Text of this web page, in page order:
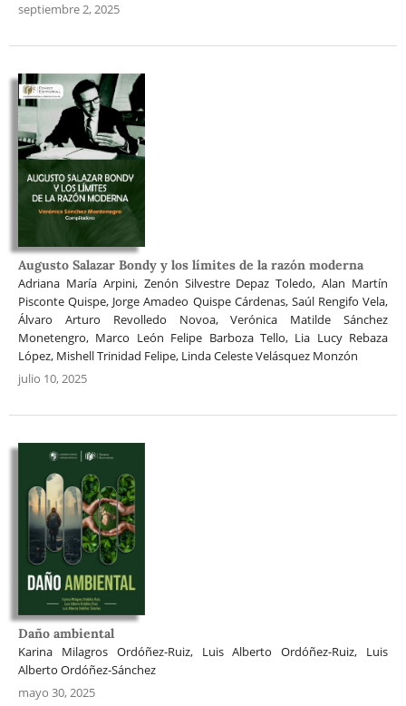
septiembre 2, 2025
Augusto Salazar Bondy y los límites de la razón moderna
Adriana María Arpini, Zenón Silvestre Depaz Toledo, Alan Martín
Pisconte Quispe, Jorge Amadeo Quispe Cárdenas, Saúl Rengifo Vela,
Álvaro Arturo Revolledo Novoa, Verónica Matilde Sánchez
Monetengro, Marco León Felipe Barboza Tello, Lia Lucy Rebaza
López, Mishell Trinidad Felipe, Linda Celeste Velásquez Monzón
julio 10, 2025
Daño ambiental
Karina Milagros Ordóñez-Ruiz, Luis Alberto Ordóñez-Ruiz, Luis
Alberto Ordóñez-Sánchez
mayo 30, 2025